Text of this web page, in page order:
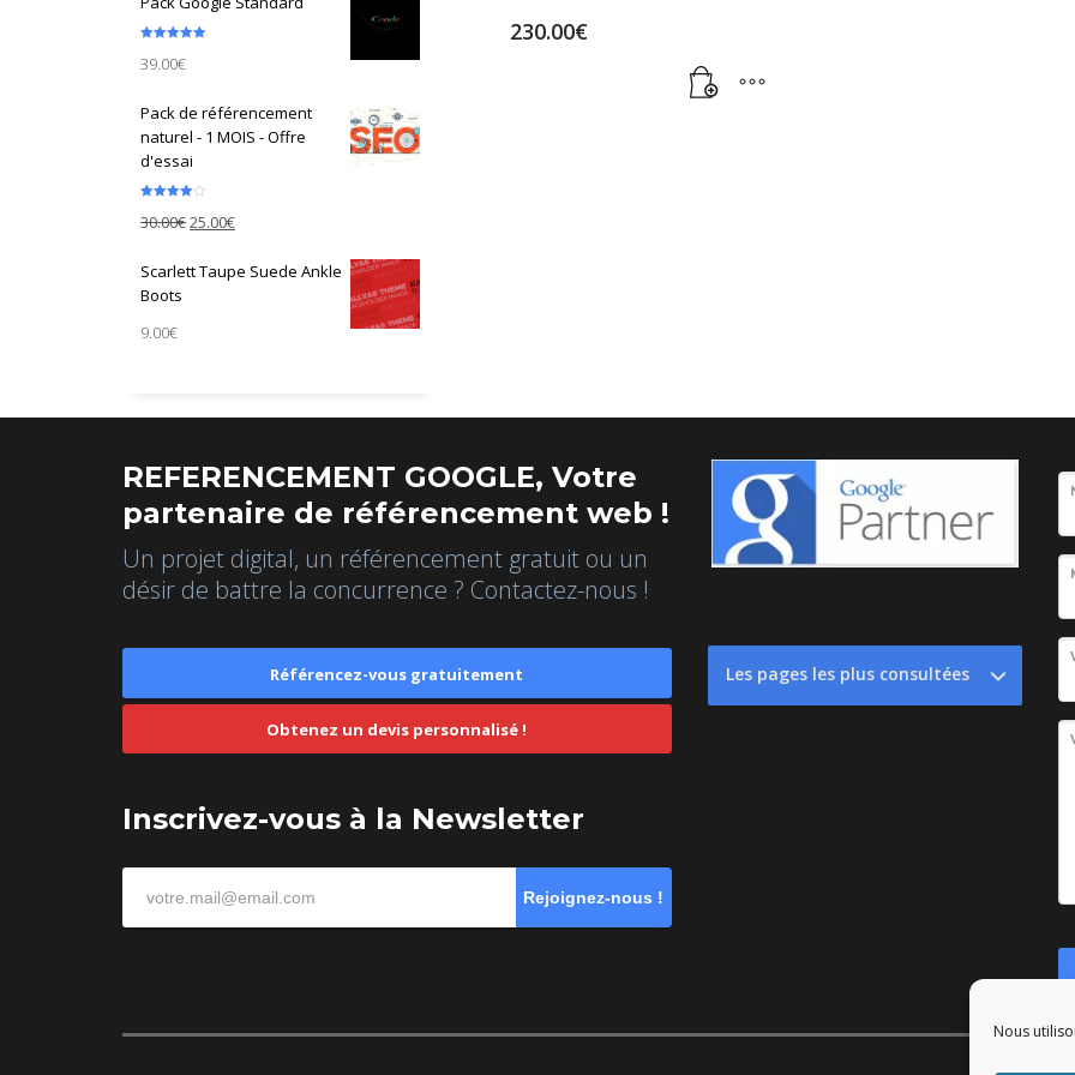
Nous
230.00€
sur 5
39.00€
Pack de référencement
naturel - 1 MOIS - Offre
d'essai
sur 5
30.00€25.00€
Scarlett Taupe Suede Ankle
Boots
9.00€
REFERENCEMENT GOOGLE, Votre
partenaire de référencement web !
Un projet digital, un référencement gratuit ou un
désir de battre la concurrence ? Contactez-nous !
Référencez-vous gratuitement
Obtenez un devis personnalisé !
Inscrivez-vous à la Newsletter
Rejoignez-nous !
Les pages les plus consultées